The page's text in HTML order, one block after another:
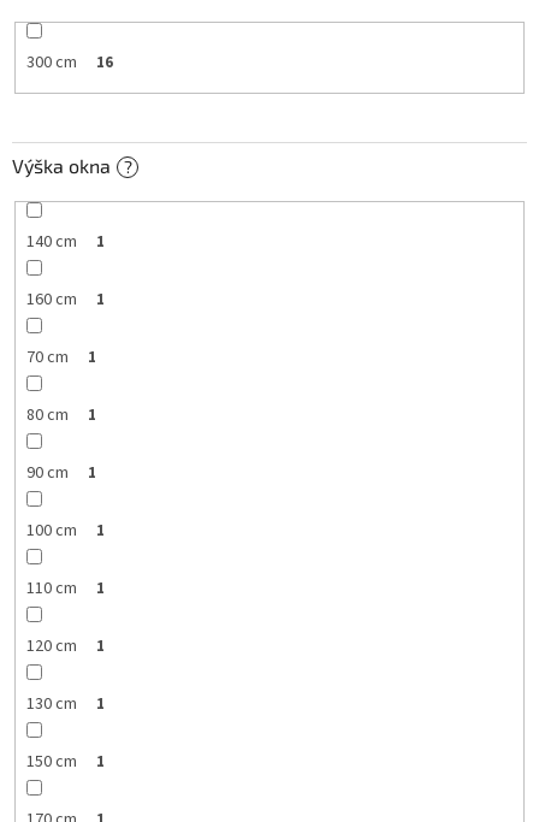
300 cm 16
Výška okna ?
140 cm 1
160 cm 1
70 cm 1
80 cm 1
90 cm 1
100 cm 1
110 cm 1
120 cm 1
130 cm 1
150 cm 1